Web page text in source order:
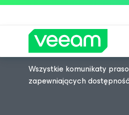
Wszystkie komunikaty
zapewniających dostępność